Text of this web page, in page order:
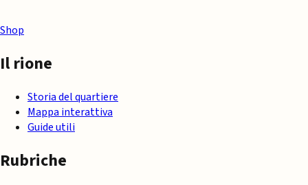
Shop
Il rione
Storia del quartiere
Mappa interattiva
Guide utili
Rubriche